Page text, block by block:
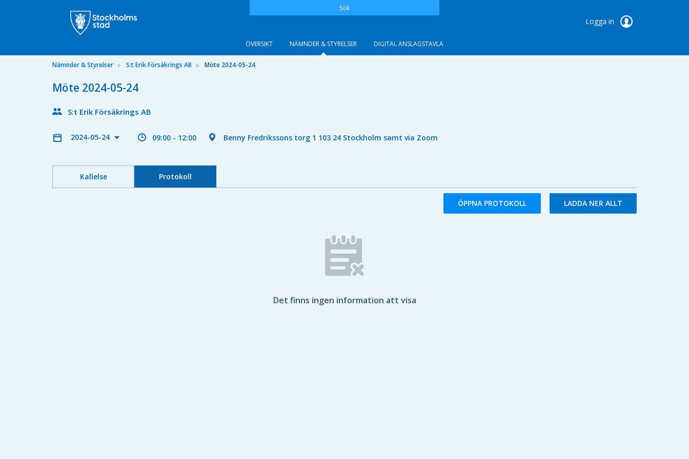
Sök
Logga in
ÖVERSIKT NÄMNDER & STYRELSER DIGITAL ANSLAGSTAVLA
Nämnder & Styrelser S:t Erik Försäkrings AB Möte 2024-05-24
Möte 2024-05-24
S:t Erik Försäkrings AB
2024-05-24 09:00 - 12:00 Benny Fredrikssons torg 1 103 24 Stockholm samt via Zoom
Kallelse Protokoll
ÖPPNA PROTOKOLL LADDA NER ALLT
Det finns ingen information att visa